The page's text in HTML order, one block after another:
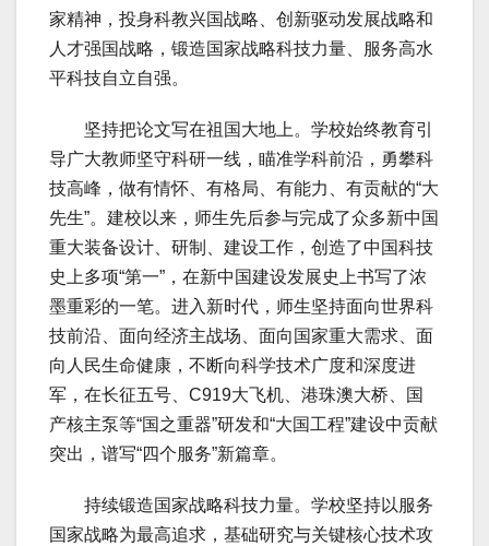
家精神，投身科教兴国战略、创新驱动发展战略和
人才强国战略，锻造国家战略科技力量、服务高水
平科技自立自强。
坚持把论文写在祖国大地上。学校始终教育引
导广大教师坚守科研一线，瞄准学科前沿，勇攀科
技高峰，做有情怀、有格局、有能力、有贡献的“大
先生”。建校以来，师生先后参与完成了众多新中国
重大装备设计、研制、建设工作，创造了中国科技
史上多项“第一”，在新中国建设发展史上书写了浓
墨重彩的一笔。进入新时代，师生坚持面向世界科
技前沿、面向经济主战场、面向国家重大需求、面
向人民生命健康，不断向科学技术广度和深度进
军，在长征五号、C919大飞机、港珠澳大桥、国
产核主泵等“国之重器”研发和“大国工程”建设中贡献
突出，谱写“四个服务”新篇章。
持续锻造国家战略科技力量。学校坚持以服务
国家战略为最高追求，基础研究与关键核心技术攻